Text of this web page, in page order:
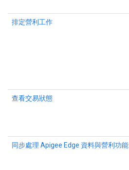
排定營利工作
查看交易狀態
同步處理 Apigee Edge 資料與營利功能